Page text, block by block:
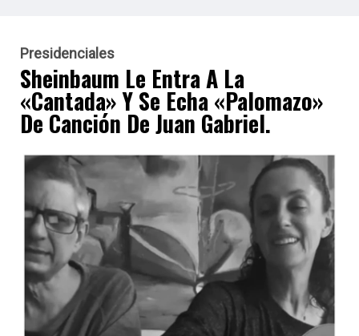
Presidenciales
Sheinbaum Le Entra A La
«cantada» Y Se Echa «palomazo»
De Canción De Juan Gabriel.